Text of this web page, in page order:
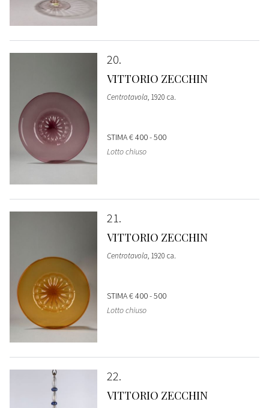
20
VITTORIO ZECCHIN
Centrotavola, 1920 ca.
STIMA€ 400 - 500
Lotto chiuso
21
VITTORIO ZECCHIN
Centrotavola, 1920 ca.
STIMA€ 400 - 500
Lotto chiuso
22
VITTORIO ZECCHIN